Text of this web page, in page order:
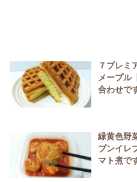
７プレ
メープル
合わせで
緑黄色野
ブンイレ
マト煮で